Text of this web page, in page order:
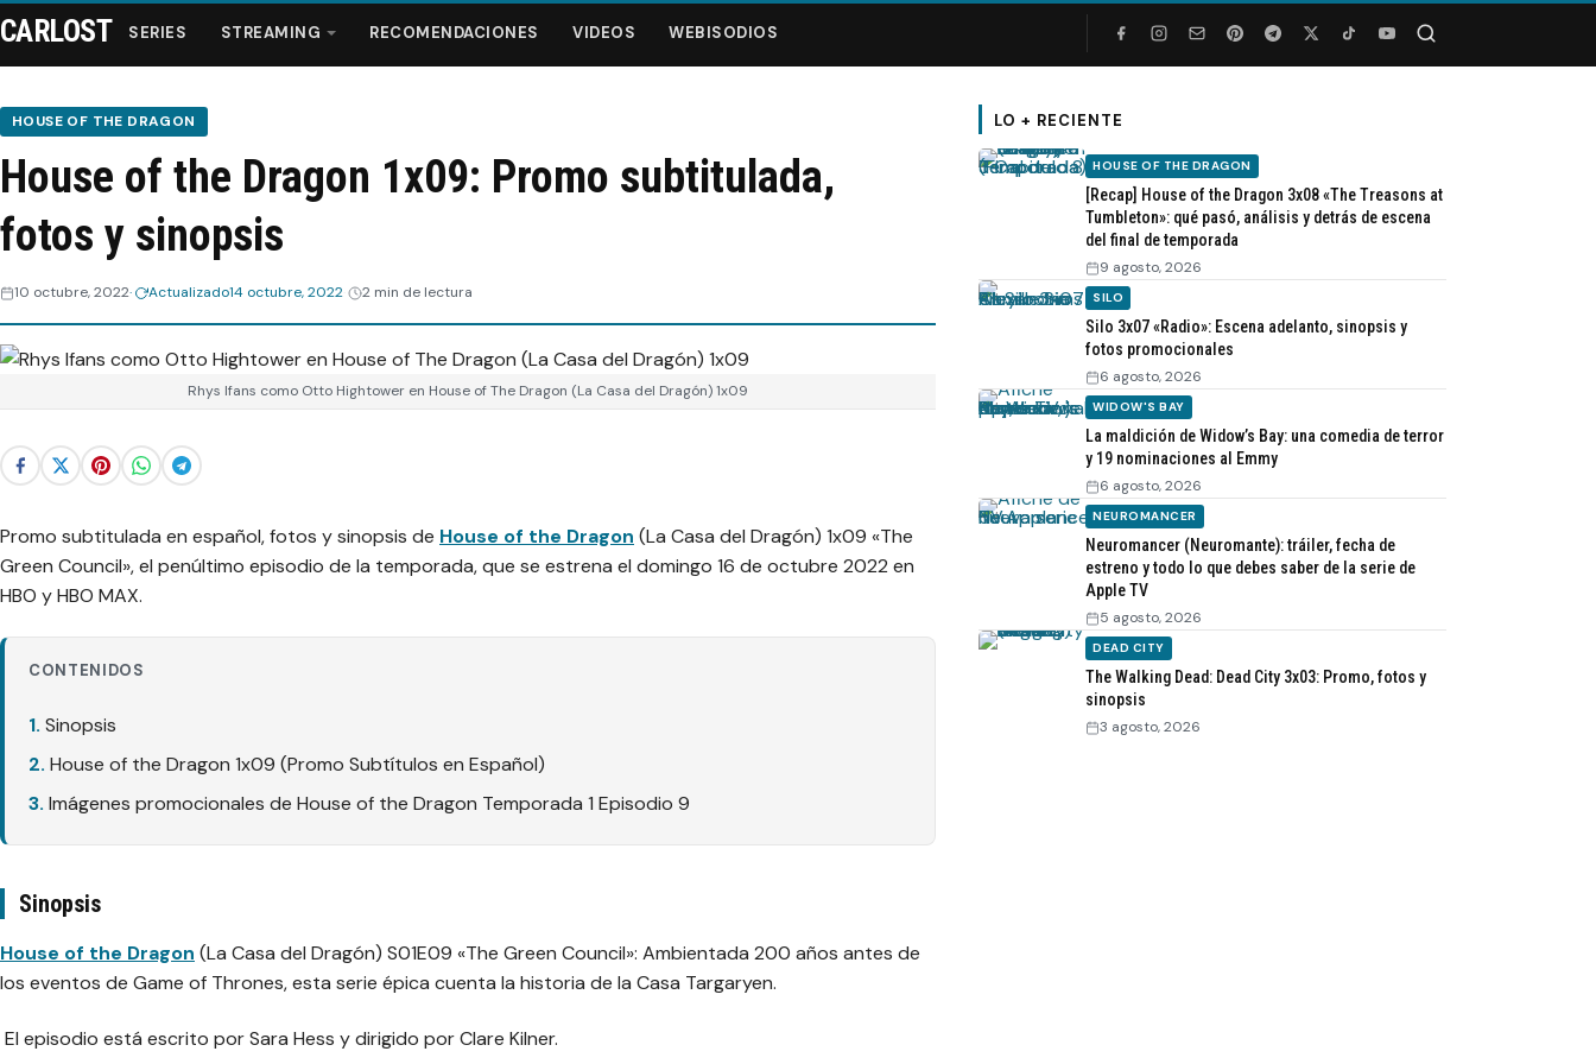
Series
Streaming
Videos
Webisodios
CARLOST SERIES STREAMING RECOMENDACIONES VIDEOS WEBISODIOS
HOUSE OF THE DRAGON
House of the Dragon 1x09: Promo subtitulada,
fotos y sinopsis
10 octubre, 2022 Actualizado14 octubre, 2022 2 min de lectura
Rhys Ifans como Otto Hightower en House of The Dragon (La Casa del Dragón) 1x09
Promo subtitulada en español, fotos y sinopsis de House of the Dragon (La Casa del Dragón) 1x09 «The
Green Council», el penúltimo episodio de la temporada, que se estrena el domingo 16 de octubre 2022 en
HBO y HBO MAX.
CONTENIDOS
Sinopsis
House of the Dragon 1x09 (Promo Subtítulos en Español)
Imágenes promocionales de House of the Dragon Temporada 1 Episodio 9
Sinopsis
House of the Dragon (La Casa del Dragón) S01E09 «The Green Council»: Ambientada 200 años antes de
los eventos de Game of Thrones, esta serie épica cuenta la historia de la Casa Targaryen.
El episodio está escrito por Sara Hess y dirigido por Clare Kilner.
LO + RECIENTE
HOUSE OF THE DRAGON
[Recap] House of the Dragon 3x08 «The Treasons at
Tumbleton»: qué pasó, análisis y detrás de escena
del final de temporada
9 agosto, 2026
SILO
Silo 3x07 «Radio»: Escena adelanto, sinopsis y
fotos promocionales
6 agosto, 2026
WIDOW'S BAY
La maldición de Widow’s Bay: una comedia de terror
y 19 nominaciones al Emmy
6 agosto, 2026
NEUROMANCER
Neuromancer (Neuromante): tráiler, fecha de
estreno y todo lo que debes saber de la serie de
Apple TV
5 agosto, 2026
DEAD CITY
The Walking Dead: Dead City 3x03: Promo, fotos y
sinopsis
3 agosto, 2026